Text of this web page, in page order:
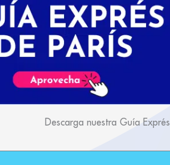
Descarga nuestra Guía